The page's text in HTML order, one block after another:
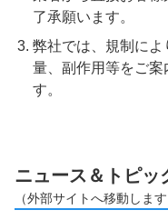
了承願います。
弊社では、規制によ
量、副作用等をご案
す。
ニュース＆トピッ
（外部サイトへ移動します